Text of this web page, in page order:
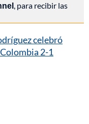
, para recibir las
celebró
2-1